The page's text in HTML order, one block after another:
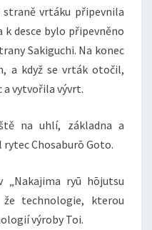
straně vrtáku připevnila
desce bylo připevněno
Sakiguchi. Na konec
a když se vrták otočil,
a vytvořila vývrt.
na uhlí, základna a
rytec Chosaburō Goto.
„Nakajima ryū hōjutsu
technologie, kterou
výroby Toi.